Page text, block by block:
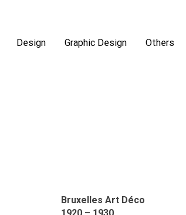
Design Graphic Design Others
Bruxelles Art Déco